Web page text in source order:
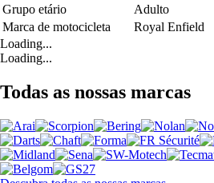
Grupo etário
Adulto
Marca de motocicleta
Royal Enfield
Loading...
Loading...
Todas as nossas marcas